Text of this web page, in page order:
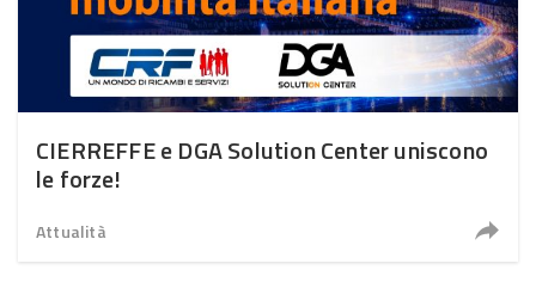
CIERREFFE e DGA Solution Center uniscono
le forze!
Attualità